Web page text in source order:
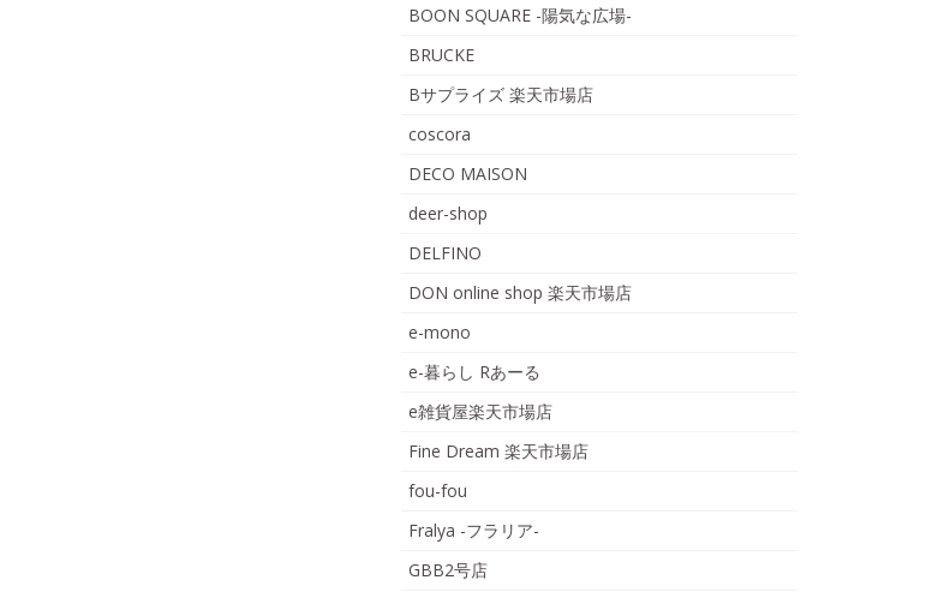
BOON SQUARE -陽気な広場-
BRUCKE
Bサプライズ 楽天市場店
coscora
DECO MAISON
deer-shop
DELFINO
DON online shop 楽天市場店
e-mono
e-暮らし Rあーる
e雑貨屋楽天市場店
Fine Dream 楽天市場店
fou-fou
Fralya -フラリア-
GBB2号店